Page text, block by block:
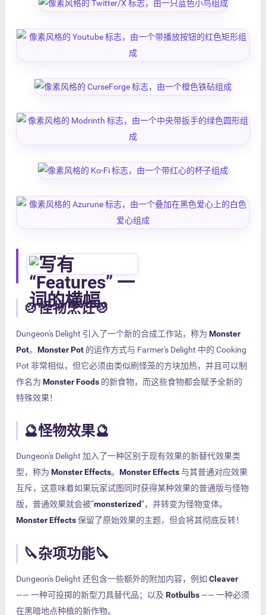
🍲怪物烹饪🍲
Dungeon's Delight 引入了一个新的合成工作站，称为 Monster
Pot。 Monster Pot 的运作方式与 Farmer's Delight 中的 Cooking
Pot 非常相似，但它必须由类似刷怪笼的方块加热，并且可以制
作名为 Monster Foods 的新食物，而这些食物都会赋予全新的
特殊效果！
🔮怪物效果🔮
Dungeon's Delight 加入了一种区别于现有效果的新替代效果类
型，称为 Monster Effects。 Monster Effects与其普通对应效果
互斥，这意味着如果玩家试图同时获得某种效果的普通版与怪物
版，普通效果就会被“monsterized”，并转变为怪物变体。
Monster Effects保留了原始效果的主题，但会将其彻底反转！
🔪杂项功能🔪
Dungeon's Delight 还包含一些额外的附加内容，例如 Cleaver
—— 一种可投掷的新型刀具替代品；以及 Rotbulbs —— 一种必须
在黑暗地点种植的新作物。